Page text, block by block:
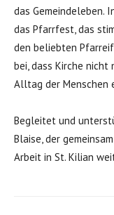
das Gemeindeleben.
das Pfarrfest, das
den beliebten
bei, dass Kirche nicht
Alltag der Menschen
Begleitet und
Blaise, der
Arbeit in St. Kilian